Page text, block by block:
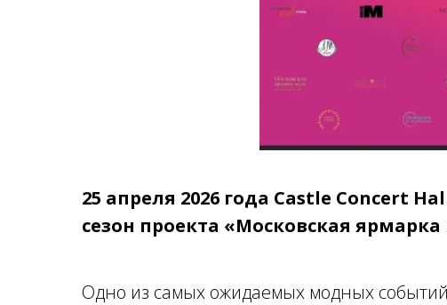
25 апреля 2026 года Castle Concert
сезон проекта «Московская
Одно из самых ожидаемых модных